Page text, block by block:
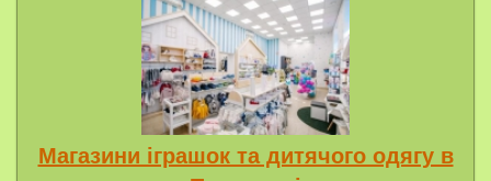
Магазини іграшок та дитячого одягу в